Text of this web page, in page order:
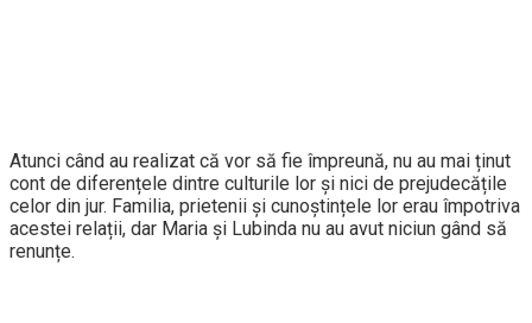
Atunci când au realizat că vor să fie împreună, nu au mai ținut
cont de diferențele dintre culturile lor și nici de prejudecățile
celor din jur. Familia, prietenii și cunoștințele lor erau împotriva
acestei relații, dar Maria și Lubinda nu au avut niciun gând să
renunțe.